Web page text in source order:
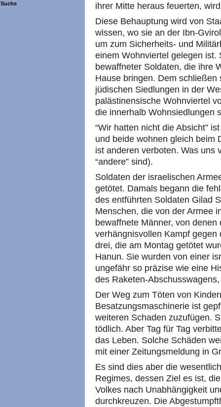
Suche
ihrer Mitte heraus feuerten,
Diese Behauptung wird von
wissen, wo sie an der Ibn-
um zum Sicherheits- und
einem Wohnviertel gelegen
bewaffneter Soldaten, die ihre
Hause bringen. Dem
jüdischen Siedlungen in der
palästinensische Wohnviertel
die innerhalb Wohnsiedlungen
“Wir hatten nicht die Absicht”
und beide wohnen gleich beim
ist anderen verboten. Was uns
“andere” sind).
Soldaten der israelischen
getötet. Damals begann die
des entführten Soldaten Gilad
Menschen, die von der Armee
bewaffnete Männer, von
verhängnisvollen Kampf
drei, die am Montag getötet
Hanun. Sie wurden von einer
ungefähr so präzise wie eine
des Raketen-
Der Weg zum Töten von
Besatzungsmaschinerie ist
weiteren Schaden zuzufügen.
tödlich. Aber Tag für Tag
das Leben. Solche Schäden
mit einer Zeitungsmeldung in
Es sind dies aber die
Regimes, dessen Ziel es ist,
Volkes nach Unabhängigkeit
durchkreuzen. Die